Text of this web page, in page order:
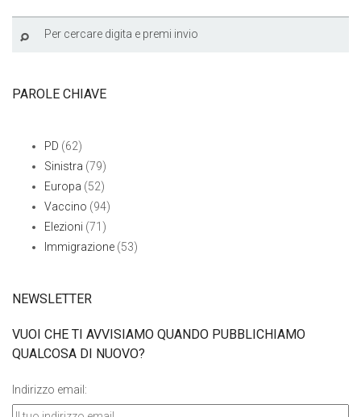
PAROLE CHIAVE
PD (62)
Sinistra (79)
Europa (52)
Vaccino (94)
Elezioni (71)
Immigrazione (53)
NEWSLETTER
VUOI CHE TI AVVISIAMO QUANDO PUBBLICHIAMO
QUALCOSA DI NUOVO?
Indirizzo email: